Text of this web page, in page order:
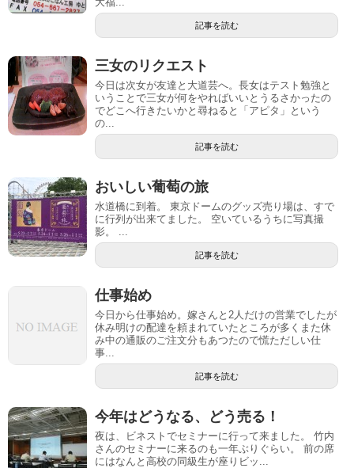
記事を読む
三女のリクエスト
今日は次女が友達と大道芸へ。長女はテスト勉強と
いうことで三女が何をやればいいとうるさかったの
でどこへ行きたいかと尋ねると「アピタ」という
の...
記事を読む
おいしい葡萄の旅
水道橋に到着。 東京ドームのグッズ売り場は、すで
に行列が出来てました。 空いているうちに写真撮
影。 ...
記事を読む
仕事始め
今日から仕事始め。嫁さんと2人だけの営業でしたが
休み明けの配達を頼まれていたところが多くまた休
み中の通販のご注文分もあつたので慌ただしい仕
事...
記事を読む
今年はどうなる、どう売る！
夜は、ビネストでセミナーに行って来ました。 竹内
さんのセミナーに来るのも一年ぶりぐらい。 前の席
にはなんと高校の同級生が座りビッ...